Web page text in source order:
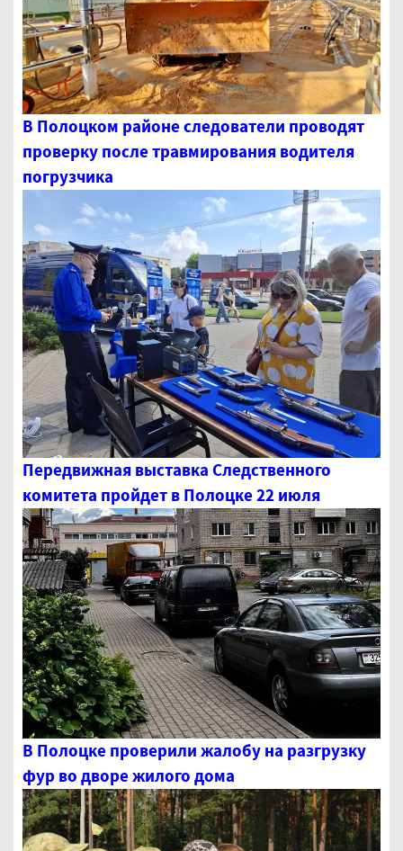
В Полоцком районе следователи проводят
проверку после травмирования водителя
погрузчика
Передвижная выставка Следственного
комитета пройдет в Полоцке 22 июля
В Полоцке проверили жалобу на разгрузку
фур во дворе жилого дома